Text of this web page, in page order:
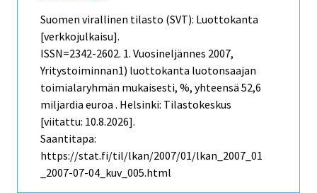
Suomen virallinen tilasto (SVT): Luottokanta
[verkkojulkaisu].
ISSN=2342-2602. 1. Vuosineljännes 2007,
Yritystoiminnan1) luottokanta luotonsaajan
toimialaryhmän mukaisesti, %, yhteensä 52,6
miljardia euroa . Helsinki: Tilastokeskus
[viitattu: 10.8.2026].
Saantitapa:
https://stat.fi/til/lkan/2007/01/lkan_2007_01
_2007-07-04_kuv_005.html